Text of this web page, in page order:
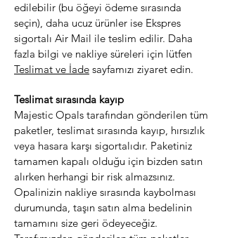
edilebilir (bu öğeyi ödeme sırasında
seçin), daha ucuz ürünler ise Ekspres
sigortalı Air Mail ile teslim edilir. Daha
fazla bilgi ve nakliye süreleri için lütfen
Teslimat ve İade sayfamızı ziyaret edin.
Teslimat sırasında kayıp
Majestic Opals tarafından gönderilen tüm
paketler, teslimat sırasında kayıp, hırsızlık
veya hasara karşı sigortalıdır. Paketiniz
tamamen kapalı olduğu için bizden satın
alırken herhangi bir risk almazsınız.
Opalinizin nakliye sırasında kaybolması
durumunda, taşın satın alma bedelinin
tamamını size geri ödeyeceğiz.